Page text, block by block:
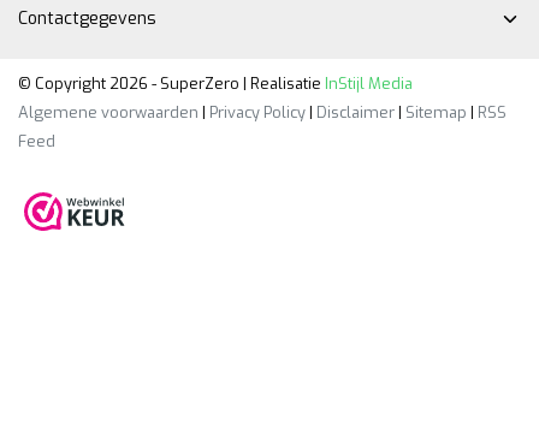
Contactgegevens
© Copyright 2026 - SuperZero | Realisatie InStijl Media
Algemene voorwaarden | Privacy Policy| Disclaimer| Sitemap | RSS
Feed